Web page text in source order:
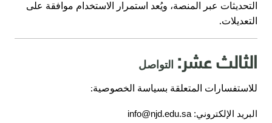
التحديثات عبر المنصة، ويُعد استمرار الاستخدام موافقة على
التعديلات.
الثالث عشر: التواصل
للاستفسارات المتعلقة بسياسة الخصوصية:
البريد الإلكتروني: info@njd.edu.sa